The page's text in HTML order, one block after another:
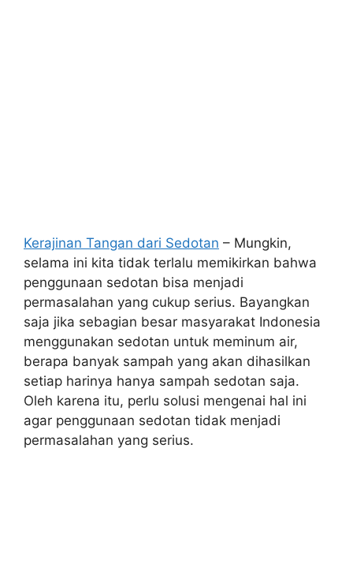
Kerajinan Tangan dari Sedotan – Mungkin,
selama ini kita tidak terlalu memikirkan bahwa
penggunaan sedotan bisa menjadi
permasalahan yang cukup serius. Bayangkan
saja jika sebagian besar masyarakat Indonesia
menggunakan sedotan untuk meminum air,
berapa banyak sampah yang akan dihasilkan
setiap harinya hanya sampah sedotan saja.
Oleh karena itu, perlu solusi mengenai hal ini
agar penggunaan sedotan tidak menjadi
permasalahan yang serius.